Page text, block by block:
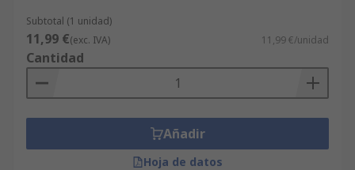
Subtotal (1 unidad)
11,99 €(exc. IVA) 11,99 €/unidad
Cantidad
Añadir
Hoja de datos